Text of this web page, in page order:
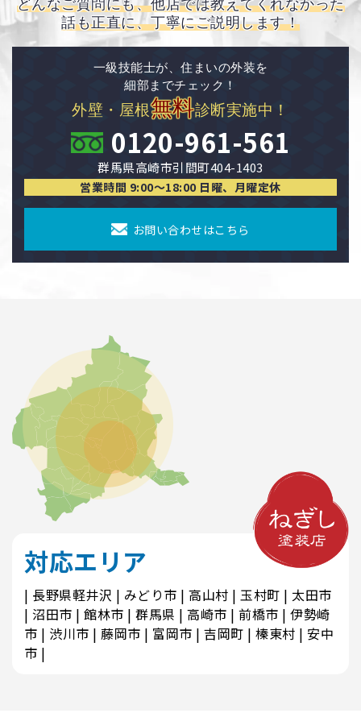
どんなご質問にも、他店では教えてくれなかった
話も正直に、丁寧にご説明します！
一級技能士が、住まいの外装を
細部までチェック！
外壁・屋根無料診断実施中！
0120-961-561
群馬県高崎市引間町404-1403
営業時間 9:00〜18:00 日曜、月曜定休
お問い合わせはこちら
対応エリア
長野県軽井沢 みどり市 高山村 玉村町
太田市
沼田市
館林市 群馬県 高崎市 前橋市
伊勢崎
市
渋川市 藤岡市 富岡市 吉岡町 榛東村
安中
市